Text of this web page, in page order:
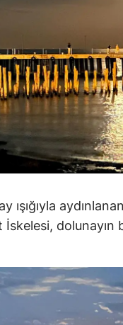
Karabük
Kilis
Osmaniye
Düzce
ışığıyla
dolunayın